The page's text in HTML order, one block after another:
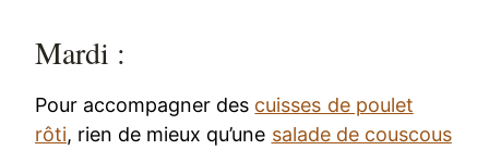
Mardi :
Pour accompagner des cuisses de poulet
rôti, rien de mieux qu’une salade de couscous